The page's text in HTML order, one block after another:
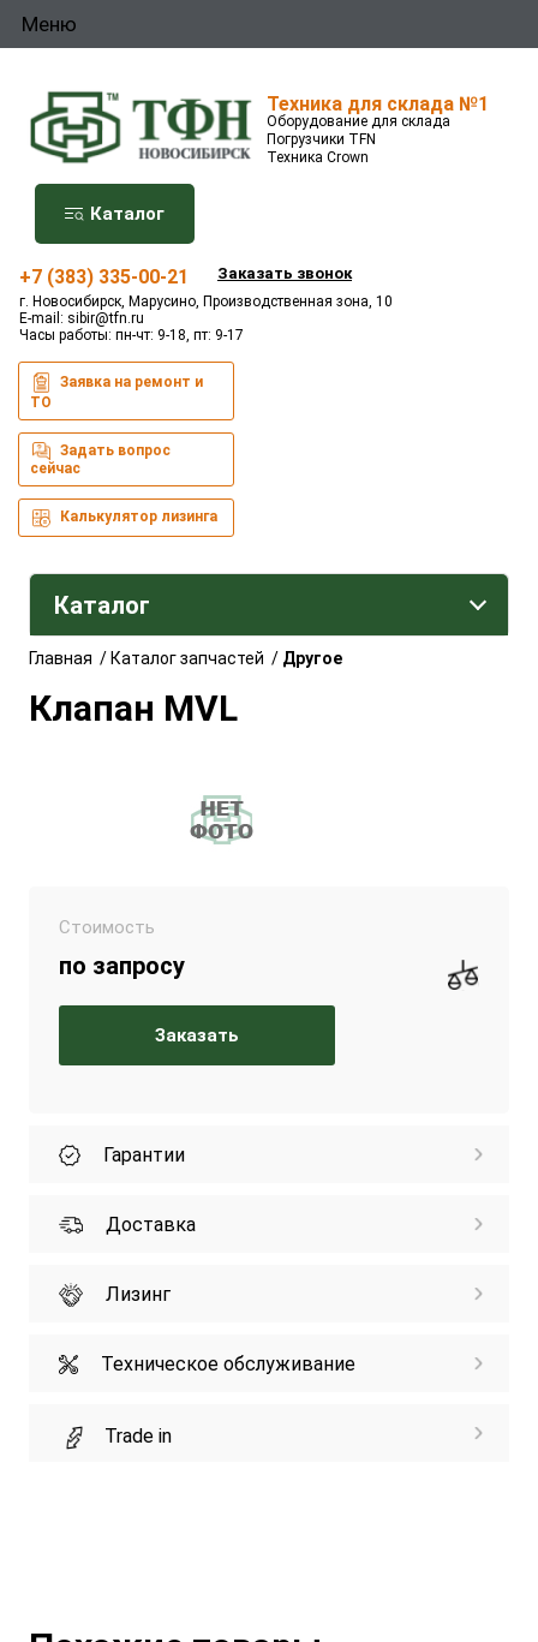
Меню
Техника для склада №1
Оборудование для склада
Погрузчики TFN
Техника Crown
Каталог
+7 (383) 335-00-21 Заказать звонок
г. Новосибирск, Марусино, Производственная зона, 10
E-mail: sibir@tfn.ru
Часы работы: пн-чт: 9-18, пт: 9-17
Заявка на ремонт и
ТО
Задать вопрос
сейчас
Калькулятор лизинга
Каталог
Главная /Каталог запчастей / Другое
Клапан MVL
Стоимость
по запросу
Заказать
Гарантии
Доставка
Лизинг
Техническое обслуживание
Trade in